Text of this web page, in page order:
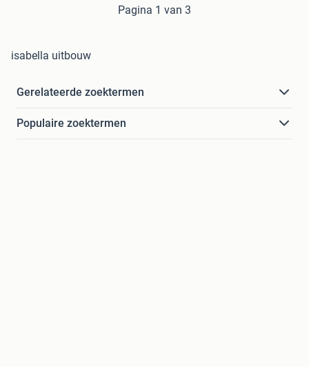
Pagina 1 van 3
isabella uitbouw
Gerelateerde zoektermen
Populaire zoektermen